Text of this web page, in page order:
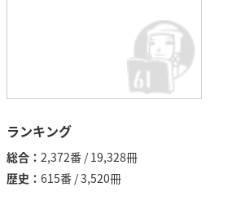
ランキング
総合
2,372番 / 19,328冊
歴史
615番 / 3,520冊